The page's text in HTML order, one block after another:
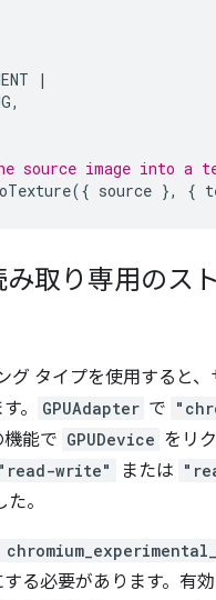
|
,
source image into a
({ source }, {
取り専用のス
グ タイプを使用すると
。
GPUAdapter で
能で GPUDevice をリ
"read-write" または
。
る必要があります。有